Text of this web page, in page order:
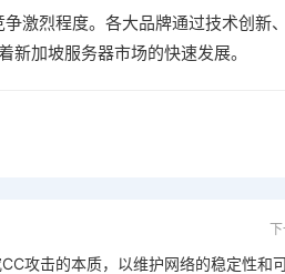
激烈程度。各大品牌通过技术创新
加坡服务器市场的快速发展。
攻击的本质，以维护网络的稳定性和